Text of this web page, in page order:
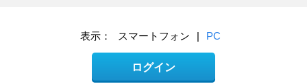
表示： スマートフォン | PC
ログイン